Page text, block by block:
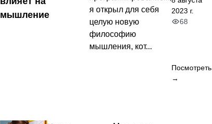
мышление
я открыл для себя
целую новую
философию
мышления, кот...
2023 г.
68
Посмотреть
→